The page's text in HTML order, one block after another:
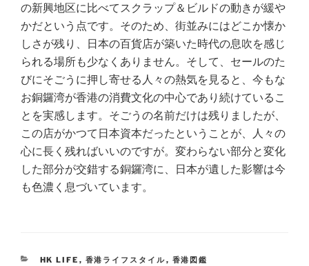
の新興地区に比べてスクラップ＆ビルドの動きが緩や
かだという点です。そのため、街並みにはどこか懐か
しさが残り、日本の百貨店が築いた時代の息吹を感じ
られる場所も少なくありません。そして、セールのた
びにそごうに押し寄せる人々の熱気を見ると、今もな
お銅鑼湾が香港の消費文化の中心であり続けているこ
とを実感します。そごうの名前だけは残りましたが、
この店がかつて日本資本だったということが、人々の
心に長く残ればいいのですが。変わらない部分と変化
した部分が交錯する銅鑼湾に、日本が遺した影響は今
も色濃く息づいています。
HK LIFE , 香港ライフスタイル, 香港図鑑